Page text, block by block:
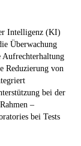
Intelligenz (KI)
Überwachung
Aufrechterhaltung
Reduzierung von
bei der
–
bei Tests